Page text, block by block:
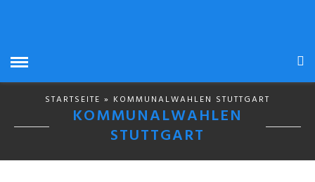
STARTSEITE » KOMMUNALWAHLEN STUTTGART
KOMMUNALWAHLEN
STUTTGART